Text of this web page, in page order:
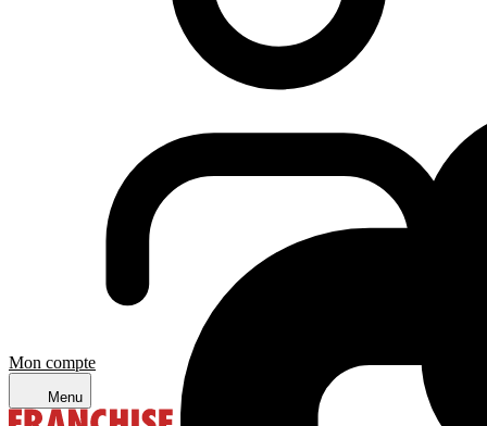
Mon compte
Menu